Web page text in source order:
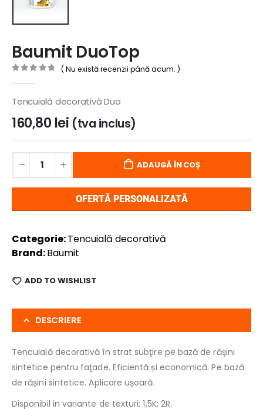
Baumit DuoTop
( Nu există recenzii până acum. )
Tencuială decorativă Duo
160,80 lei (tva inclus)
ADAUGĂ ÎN COȘ
OFERTĂ PERSONALIZATĂ
Categorie:Tencuială decorativă
Brand:Baumit
ADD TO WISHLIST
DESCRIERE
Tencuială decorativă în strat subţire pe bază de răşini
sintetice pentru faţade. Eficientă și economică. Pe bază
de rășini sintetice. Aplicare ușoară.
Disponibil in variante de texturi: 1,5K; 2R.